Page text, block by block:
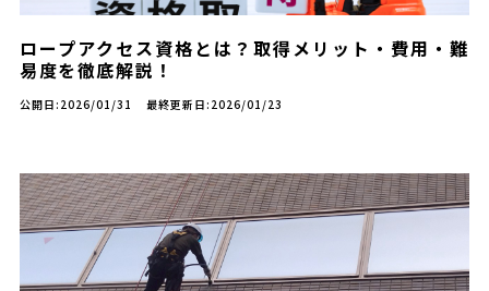
ロープアクセス資格とは？取得メリット・費用・難
易度を徹底解説！
公開日:2026/01/31 最終更新日:2026/01/23